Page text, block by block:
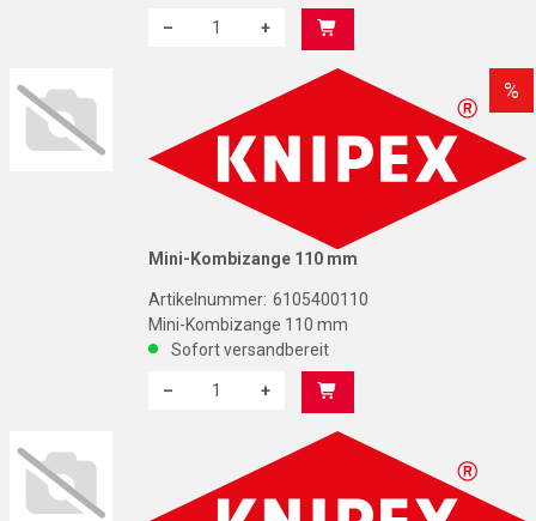
–
+
%
Mini-Kombizange 110 mm
Artikelnummer: 6105400110
Mini-Kombizange 110 mm
Sofort versandbereit
–
+